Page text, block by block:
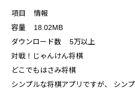
項目 情報
容量 18.02MB
ダウンロード数 5万以上
対戦！じゃんけん将棋
どこでもはさみ将棋
シンプルな将棋アプリですが、 シン